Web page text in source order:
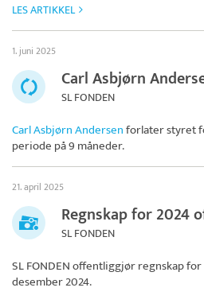
LES ARTIKKEL
1. juni 2025
Carl Asbjørn
SL FONDEN
Carl Asbjørn Andersenforlater styret
periode på 9 måneder.
21. april 2025
Regnskap for 2024
SL FONDEN
SL FONDENoffentliggjør regnskap for
desember 2024.